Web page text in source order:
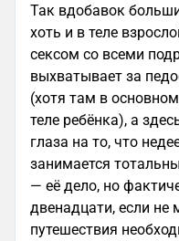
Так вдобавок
хоть и в теле
сексом со всеми
выхватывает за
(хотя там в
теле ребёнка), а
глаза на то, что
занимается
— её дело, но
двенадцати, если не
путешествия